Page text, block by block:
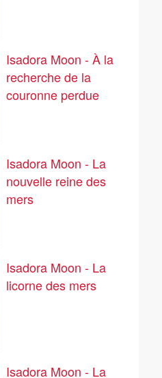
Isadora Moon - À la
recherche de la
couronne perdue
Isadora Moon - La
nouvelle reine des
mers
Isadora Moon - La
licorne des mers
Isadora Moon - La